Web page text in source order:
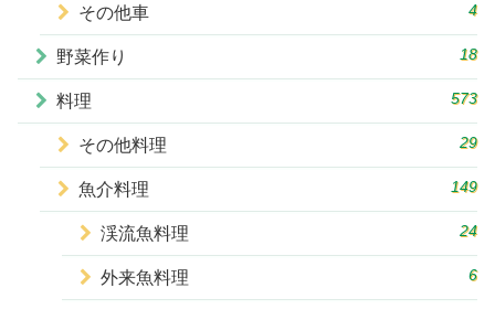
その他車 4
野菜作り 18
料理 573
その他料理 29
魚介料理 149
渓流魚料理 24
外来魚料理 6